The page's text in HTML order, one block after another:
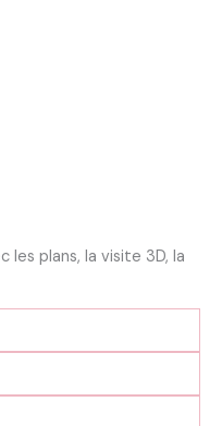
les plans, la visite 3D, la